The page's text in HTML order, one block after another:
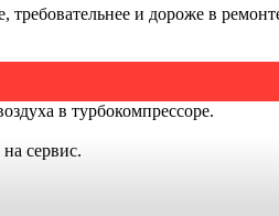
требовательнее и дороже в
в турбокомпрессоре.
сервис.